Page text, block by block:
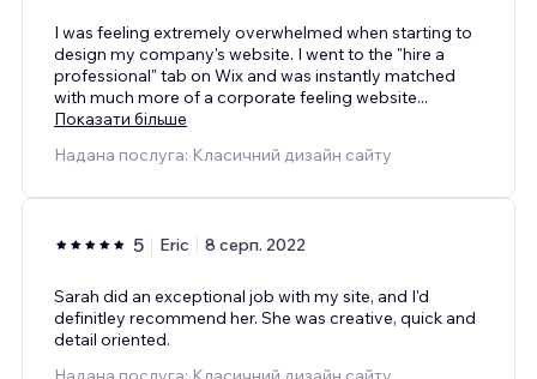
I was feeling extremely overwhelmed when starting to
design my company's website. I went to the "hire a
professional" tab on Wix and was instantly matched
with much more of a corporate feeling website...
Показати більше
Надана послуга: Класичний дизайн сайту
5 Eric 8 серп. 2022
Sarah did an exceptional job with my site, and I'd
definitley recommend her. She was creative, quick and
detail oriented.